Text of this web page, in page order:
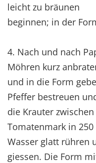
leicht zu bräunen
beginnen; in der
4. Nach und nach
Möhren kurz
und in die Form
Pfeffer bestreuen
die Krauter
Tomatenmark in 250
Wasser glatt rühren
giessen. Die Form